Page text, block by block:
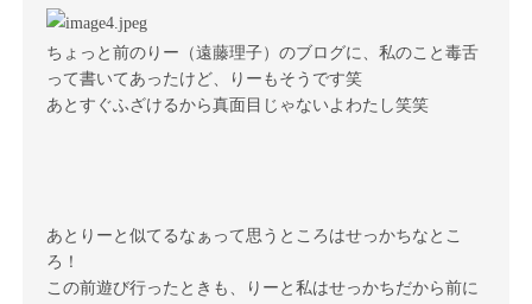
ちょっと前のりー（遠藤理子）のブログに、私のこと毒舌
って書いてあったけど、りーもそうです笑
あとすぐふざけるから真面目じゃないよわたし笑笑
あとりーと似てるなぁって思うところはせっかちなとこ
ろ！
この前遊び行ったときも、りーと私はせっかちだから前に